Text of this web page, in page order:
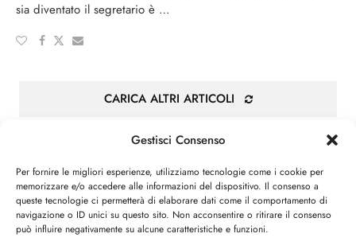
Gestisci Consenso
Per fornire le migliori esperienze, utilizziamo tecnologie come i cookie per
memorizzare e/o accedere alle informazioni del dispositivo. Il consenso a
queste tecnologie ci permetterà di elaborare dati come il comportamento di
navigazione o ID unici su questo sito. Non acconsentire o ritirare il consenso
può influire negativamente su alcune caratteristiche e funzioni.
sia diventato il segretario è …
CARICA ALTRI ARTICOLI
Attività parlamentare